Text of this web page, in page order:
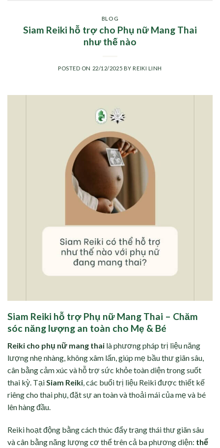
BLOG
Siam Reiki hỗ trợ cho Phụ nữ Mang Thai
như thế nào
POSTED ON 22/12/2025 BYREIKI LINH
Siam Reiki hỗ trợ Phụ nữ Mang Thai – Chăm
sóc năng lượng an toàn cho Mẹ & Bé
Reiki cho phụ nữ mang thai là phương pháp trị liệu năng
lượng nhẹ nhàng, không xâm lấn, giúp mẹ bầu thư giãn sâu,
cân bằng cảm xúc và hỗ trợ sức khỏe toàn diện trong suốt
thai kỳ. TạiSiam Reiki, các buổi trị liệu Reiki được thiết kế
riêng cho thai phụ, đặt sự an toàn và thoải mái của mẹ và bé
lên hàng đầu.
Reiki hoạt động bằng cách thúc đẩy trạng thái thư giãn sâu
và cân bằng năng lượng cơ thể trên cả ba phương diện: thể